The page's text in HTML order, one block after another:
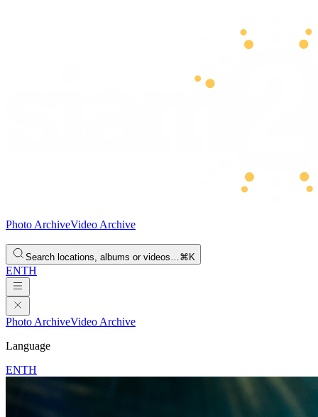
Photo ArchiveVideo Archive
Search locations, albums or videos…⌘K
ENTH
Photo ArchiveVideo Archive
Language
ENTH